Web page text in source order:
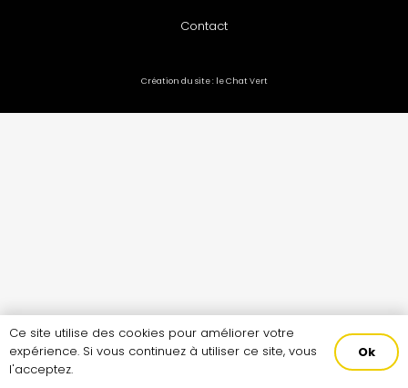
Contact
Création du site : le Chat Vert
Ce site utilise des cookies pour améliorer votre
expérience. Si vous continuez à utiliser ce site, vous
l'acceptez.
Ok